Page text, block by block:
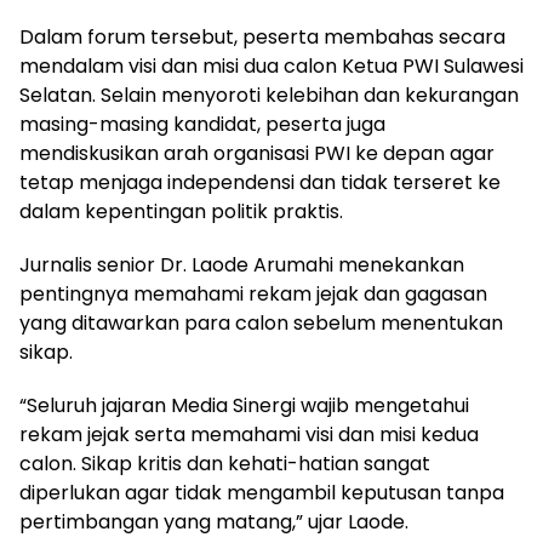
Dalam forum tersebut, peserta membahas secara
mendalam visi dan misi dua calon Ketua PWI Sulawesi
Selatan. Selain menyoroti kelebihan dan kekurangan
masing-masing kandidat, peserta juga
mendiskusikan arah organisasi PWI ke depan agar
tetap menjaga independensi dan tidak terseret ke
dalam kepentingan politik praktis.
Jurnalis senior Dr. Laode Arumahi menekankan
pentingnya memahami rekam jejak dan gagasan
yang ditawarkan para calon sebelum menentukan
sikap.
“Seluruh jajaran Media Sinergi wajib mengetahui
rekam jejak serta memahami visi dan misi kedua
calon. Sikap kritis dan kehati-hatian sangat
diperlukan agar tidak mengambil keputusan tanpa
pertimbangan yang matang,” ujar Laode.